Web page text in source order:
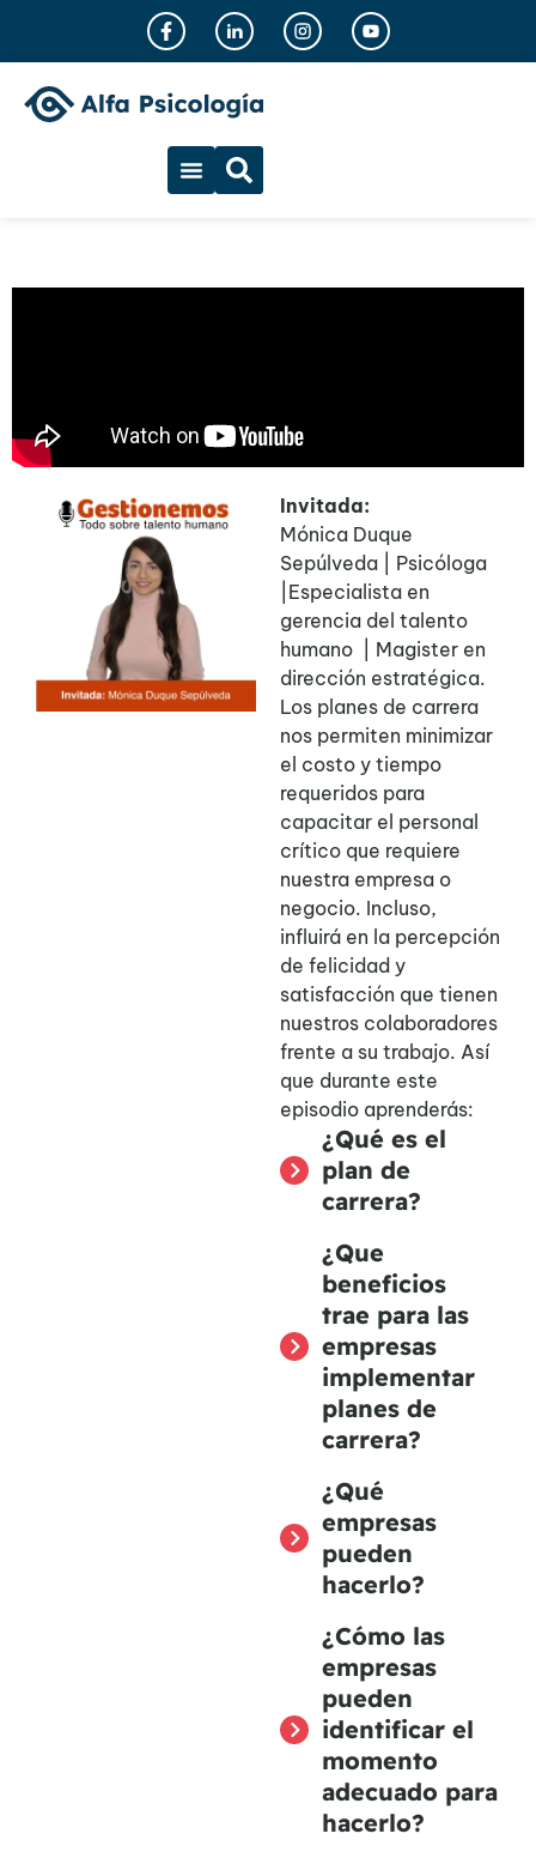
Invitada:
Mónica Duque
Sepúlveda | Psicóloga
|Especialista en
gerencia del talento
humano | Magister en
dirección estratégica.
Los planes de carrera
nos permiten minimizar
el costo y tiempo
requeridos para
capacitar el personal
crítico que requiere
nuestra empresa o
negocio. Incluso,
influirá en la percepción
de felicidad y
satisfacción que tienen
nuestros colaboradores
frente a su trabajo. Así
que durante este
episodio aprenderás:
¿Qué es el
plan de
carrera?
¿Que
beneficios
trae para las
empresas
implementar
planes de
carrera?
¿Qué
empresas
pueden
hacerlo?
¿Cómo las
empresas
pueden
identificar el
momento
adecuado para
hacerlo?